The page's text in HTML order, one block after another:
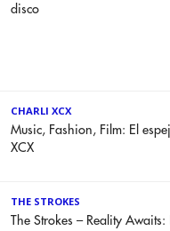
disco
CHARLI XCX
Music, Fashion, Film: El
XCX
THE STROKES
The Strokes – Reality Awaits: